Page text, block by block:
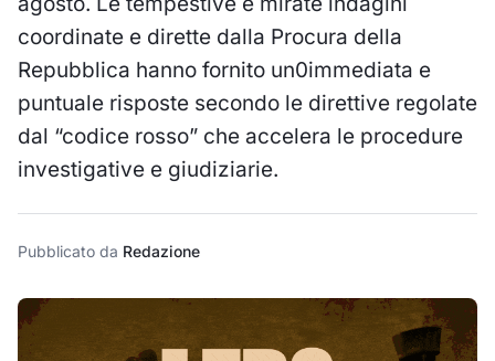
coordinate e dirette dalla Procura della
Repubblica hanno fornito un0immediata e
puntuale risposte secondo le direttive regolate
dal “codice rosso” che accelera le procedure
investigative e giudiziarie.
Pubblicato da Redazione